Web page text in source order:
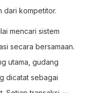
dari kompetitor.
mencari sistem
secara bersamaan.
utama, gudang
dicatat sebagai